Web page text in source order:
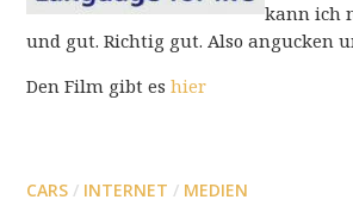
kann ich
und gut. Richtig gut. Also angucken
Den Film gibt eshier
CARS / INTERNET / MEDIEN